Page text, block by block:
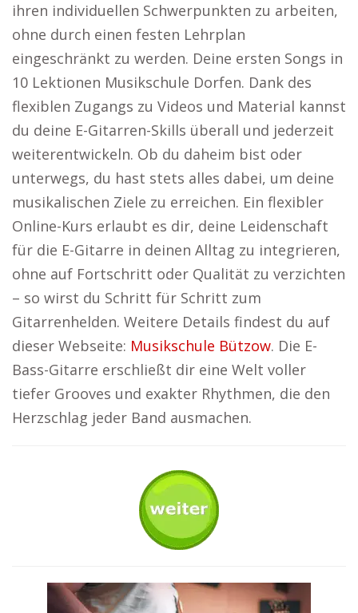
ihren individuellen Schwerpunkten zu arbeiten,
ohne durch einen festen Lehrplan
eingeschränkt zu werden. Deine ersten Songs in
10 Lektionen Musikschule Dorfen. Dank des
flexiblen Zugangs zu Videos und Material kannst
du deine E-Gitarren-Skills überall und jederzeit
weiterentwickeln. Ob du daheim bist oder
unterwegs, du hast stets alles dabei, um deine
musikalischen Ziele zu erreichen. Ein flexibler
Online-Kurs erlaubt es dir, deine Leidenschaft
für die E-Gitarre in deinen Alltag zu integrieren,
ohne auf Fortschritt oder Qualität zu verzichten
– so wirst du Schritt für Schritt zum
Gitarrenhelden. Weitere Details findest du auf
dieser Webseite: Musikschule Bützow. Die E-
Bass-Gitarre erschließt dir eine Welt voller
tiefer Grooves und exakter Rhythmen, die den
Herzschlag jeder Band ausmachen.